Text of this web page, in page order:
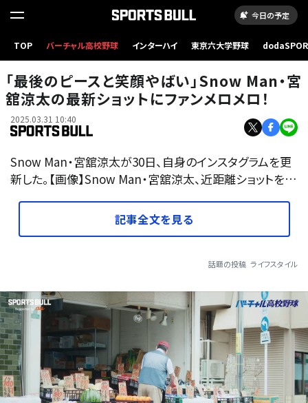
今日の予定
TOP バーチャル高校野球 インターハイ 東京六大学野球
「最後のピースと笑顔やばい」Snow Man・宮
舘涼太の最新ショットにファンメロメロ！
2025.03.31 10:40
Snow Man・宮舘涼太が30日、自身のインスタグラムを更
新した。【画像】Snow Man・宮舘涼太、近距離ショットを…
記事全文を見る
話題の投稿 ライフスタイル